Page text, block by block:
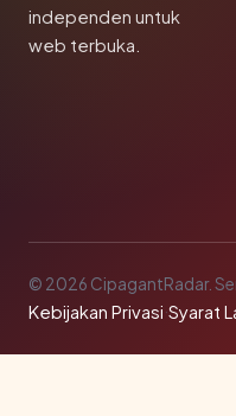
independen untuk
web terbuka.
© 2026 CipagantRadar.
Kebijakan Privasi·Syarat